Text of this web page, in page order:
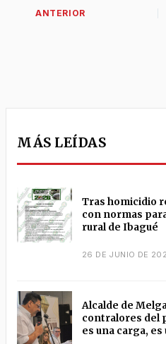
MÁS LEÍDAS
Tras homicidio
con normas
rural de Ibagué
26 DE JUNIO DE
Alcalde de
contralores del
es una carga, es